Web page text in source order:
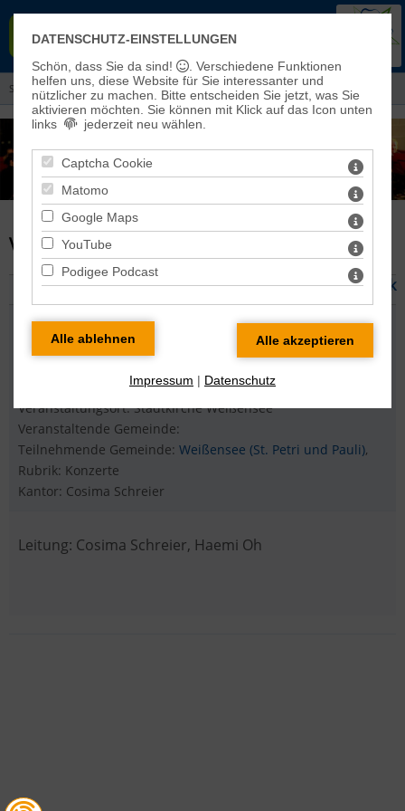
EISLEBEN-SÖMMERDA
Sie sind hier:Aktuelles> Konzerte
VERANSTALTUNG DETAILS
Camille Saint-Saens: Weihnachtsoratorium zurück
mit der Kantorei Sömmerda & Kantorei Artern
Samstag 12.12.2026 17:00 Uhr
Veranstaltungsort: Stadtkirche Weißensee
Veranstaltende Gemeinde:
Teilnehmende Gemeinde: Weißensee (St. Petri und Pauli),
Rubrik: Konzerte
Kantor: Cosima Schreier
Leitung: Cosima Schreier, Haemi Oh
DATENSCHUTZ-EINSTELLUNGEN
Schön, dass Sie da sind!
. Verschiedene Funktionen
helfen uns, diese Website für Sie interessanter und
nützlicher zu machen.
Bitte entscheiden Sie jetzt, was Sie
aktivieren möchten. Sie können mit Klick auf das Icon unten
links
jederzeit neu wählen.
Captcha Cookie
Matomo
Google Maps
YouTube
Podigee Podcast
Impressum | Datenschutz